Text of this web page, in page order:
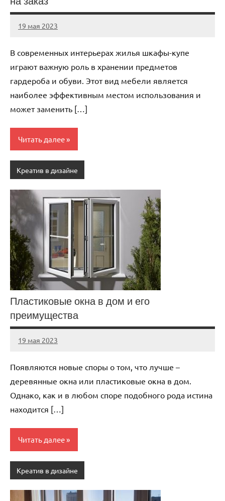
19 мая 2023
ntru_ru
Нет
В современных интерьерах жилья шкафы-купе
играют важную роль в хранении предметов
гардероба и обуви. Этот вид мебели является
наиболее эффективным местом использования и
может заменить […]
Читать далее
Креатив в дизайне
Пластиковые окна в дом и его
преимущества
19 мая 2023
ntru_ru
Нет
Появляются новые споры о том, что лучше –
деревянные окна или пластиковые окна в дом.
Однако, как и в любом споре подобного рода истина
находится […]
Читать далее
Креатив в дизайне